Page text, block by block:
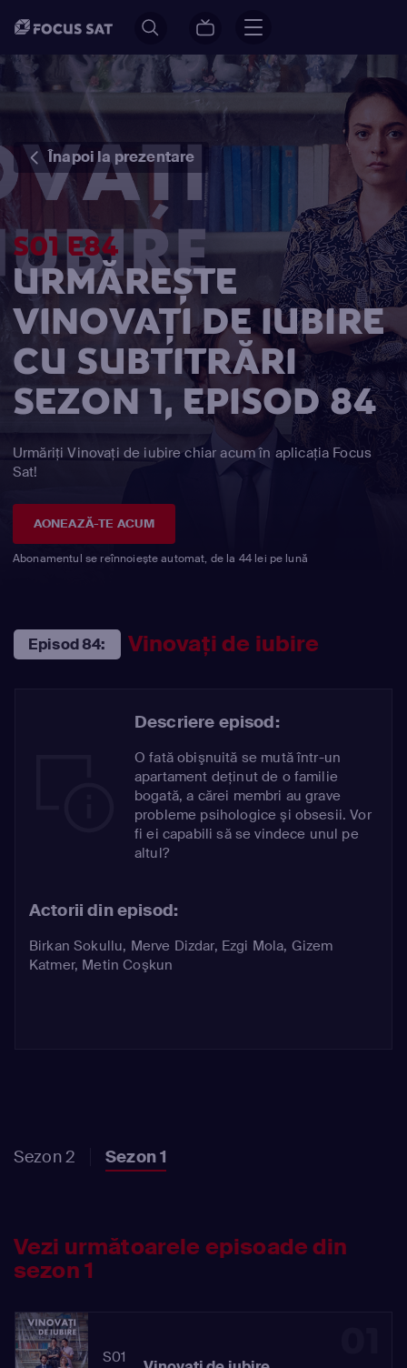
Înapoi la prezentare
S01 E84
URMĂREȘTE
VINOVAŢI DE IUBIRE
CU SUBTITRĂRI
SEZON 1, EPISOD 84
Urmăriți Vinovaţi de iubire chiar acum în aplicația Focus
Sat!
AONEAZĂ-TE ACUM
Abonamentul se reînnoiește automat, de la 44 lei pe lună
Episod 84: Vinovaţi de iubire
Descriere episod:
O fată obişnuită se mută într-un
apartament deţinut de o familie
bogată, a cărei membri au grave
probleme psihologice şi obsesii. Vor
fi ei capabili să se vindece unul pe
altul?
Actorii din episod:
Birkan Sokullu, Merve Dizdar, Ezgi Mola, Gizem
Katmer, Metin Coşkun
Sezon 2 Sezon 1
Vezi următoarele episoade din
sezon 1
S01